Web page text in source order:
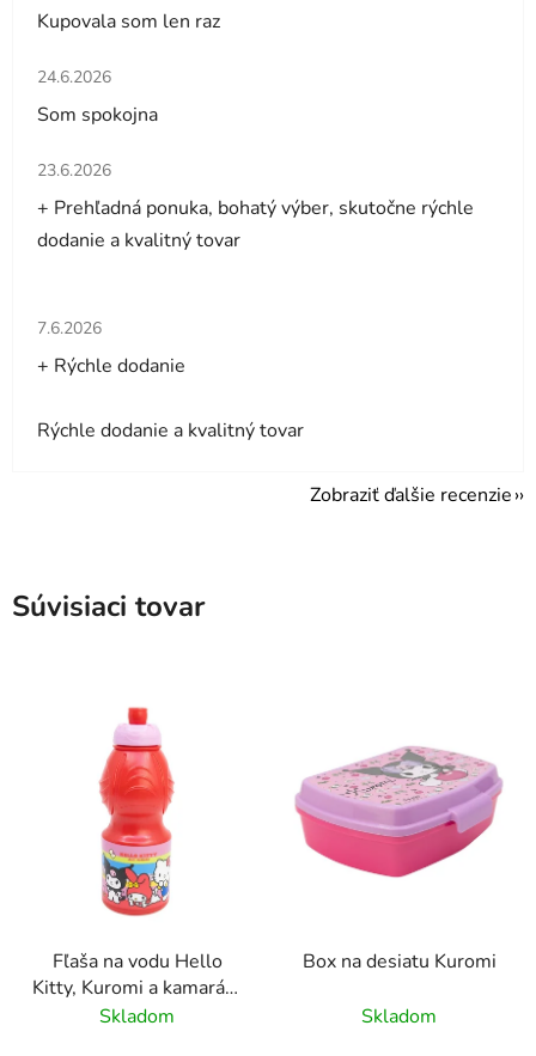
Kupovala som len raz
Hodnotenie obchodu je 5 z 5 hviezdičiek.
24.6.2026
Som spokojna
Hodnotenie obchodu je 5 z 5 hviezdičiek.
23.6.2026
+ Prehľadná ponuka, bohatý výber, skutočne rýchle
dodanie a kvalitný tovar
Hodnotenie obchodu je 5 z 5 hviezdičiek.
7.6.2026
+ Rýchle dodanie
Rýchle dodanie a kvalitný tovar
Zobraziť ďalšie recenzie
Súvisiaci tovar
Fľaša na vodu Hello
Kitty, Kuromi a kamaráti,
400 ml
Skladom
Box na desiatu Kuromi
Skladom